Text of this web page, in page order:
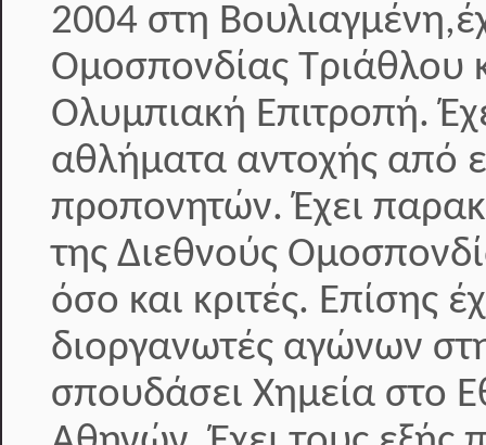
2004 στη
Ομοσπονδίας Τριάθλου
Ολυμπιακή Επιτροπή.
αθλήματα αντοχής από
προπονητών. Έχει
της Διεθνούς
όσο και κριτές. Επίσης
διοργανωτές αγώνων
σπουδάσει Χημεία στο